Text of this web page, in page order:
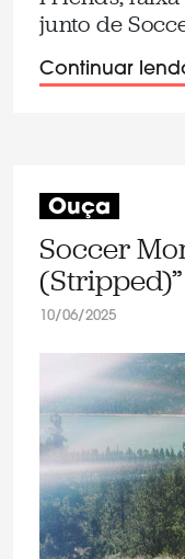
junto de
Continuar
Ouça
Soccer
(Stripped)”
10/06/2025